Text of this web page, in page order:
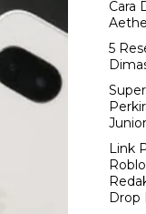
Cara
5
Link
Drop